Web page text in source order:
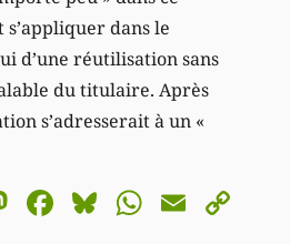
dans le
d’une réutilisation sans
du titulaire. Après
s’adresserait à un «
Mastodon
Facebook
BlueskyEmail